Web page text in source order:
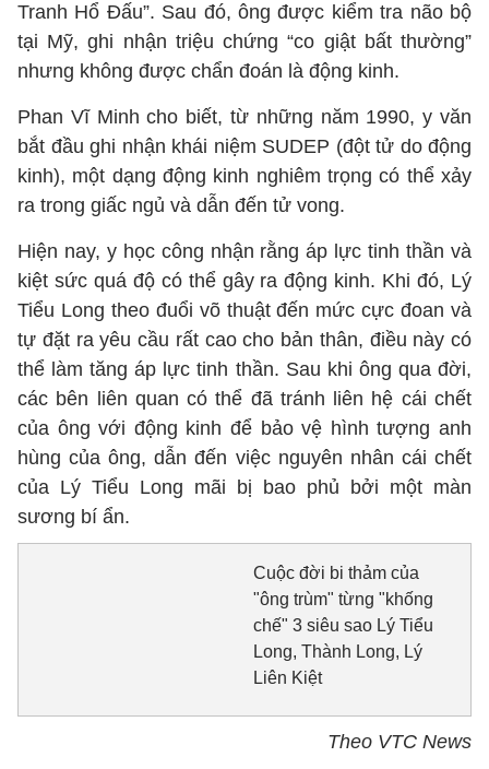
Tranh Hổ Đấu”. Sau đó, ông được kiểm tra não bộ
tại Mỹ, ghi nhận triệu chứng “co giật bất thường”
nhưng không được chẩn đoán là động kinh.
Phan Vĩ Minh cho biết, từ những năm 1990, y văn
bắt đầu ghi nhận khái niệm SUDEP (đột tử do động
kinh), một dạng động kinh nghiêm trọng có thể xảy
ra trong giấc ngủ và dẫn đến tử vong.
Hiện nay, y học công nhận rằng áp lực tinh thần và
kiệt sức quá độ có thể gây ra động kinh. Khi đó, Lý
Tiểu Long theo đuổi võ thuật đến mức cực đoan và
tự đặt ra yêu cầu rất cao cho bản thân, điều này có
thể làm tăng áp lực tinh thần. Sau khi ông qua đời,
các bên liên quan có thể đã tránh liên hệ cái chết
của ông với động kinh để bảo vệ hình tượng anh
hùng của ông, dẫn đến việc nguyên nhân cái chết
của Lý Tiểu Long mãi bị bao phủ bởi một màn
sương bí ẩn.
Cuộc đời bi thảm của
"ông trùm" từng "khống
chế" 3 siêu sao Lý Tiểu
Long, Thành Long, Lý
Liên Kiệt
Theo VTC News